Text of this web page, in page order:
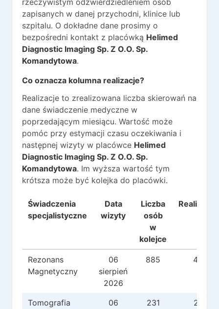
rzeczywistym odzwierdziedleniem osób
zapisanych w danej przychodni, klinice lub
szpitalu. O dokładne dane prosimy o
bezpośredni kontakt z placówką Helimed
Diagnostic Imaging Sp. Z O.O. Sp.
Komandytowa.
Co oznacza kolumna realizacje?
Realizacje to zrealizowana liczba skierowań na
dane świadczenie medyczne w
poprzedającym miesiącu. Wartość może
pomóc przy estymacji czasu oczekiwania i
następnej wizyty w placówce Helimed
Diagnostic Imaging Sp. Z O.O. Sp.
Komandytowa. Im wyższa wartość tym
krótsza może być kolejka do placówki.
Świadczenia
specjalistyczne
Data
wizyty
Liczba
osób
w
kolejce
Realizacje
Rezonans
Magnetyczny
06
sierpień
2026
885 42
Tomografia
06
231 21